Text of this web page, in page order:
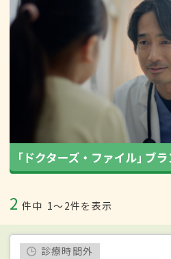
2 件中 1〜2件を表示
診療時間外